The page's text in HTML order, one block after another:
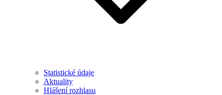
Statistické údaje
Aktuality
Hlášení rozhlasu